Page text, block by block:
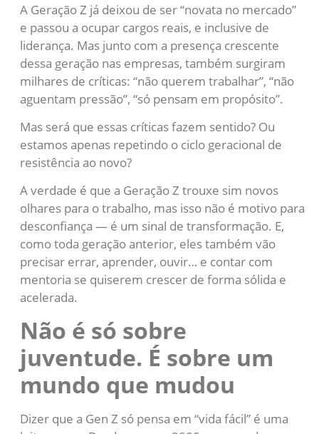
A Geração Z já deixou de ser “novata no mercado”
e passou a ocupar cargos reais, e inclusive de
liderança. Mas junto com a presença crescente
dessa geração nas empresas, também surgiram
milhares de críticas: “não querem trabalhar”, “não
aguentam pressão”, “só pensam em propósito”.
Mas será que essas críticas fazem sentido? Ou
estamos apenas repetindo o ciclo geracional de
resistência ao novo?
A verdade é que a Geração Z trouxe sim novos
olhares para o trabalho, mas isso não é motivo para
desconfiança — é um sinal de transformação. E,
como toda geração anterior, eles também vão
precisar errar, aprender, ouvir… e contar com
mentoria se quiserem crescer de forma sólida e
acelerada.
Não é só sobre
juventude. É sobre um
mundo que mudou
Dizer que a Gen Z só pensa em “vida fácil” é uma